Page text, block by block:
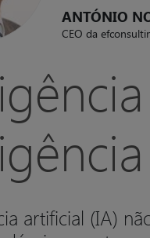
ANTÓNIO
CEO da
artificial (IA)